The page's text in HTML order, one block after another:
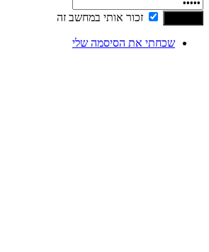
זכור אותי במחשב זה
שכחתי את הסיסמה שלי